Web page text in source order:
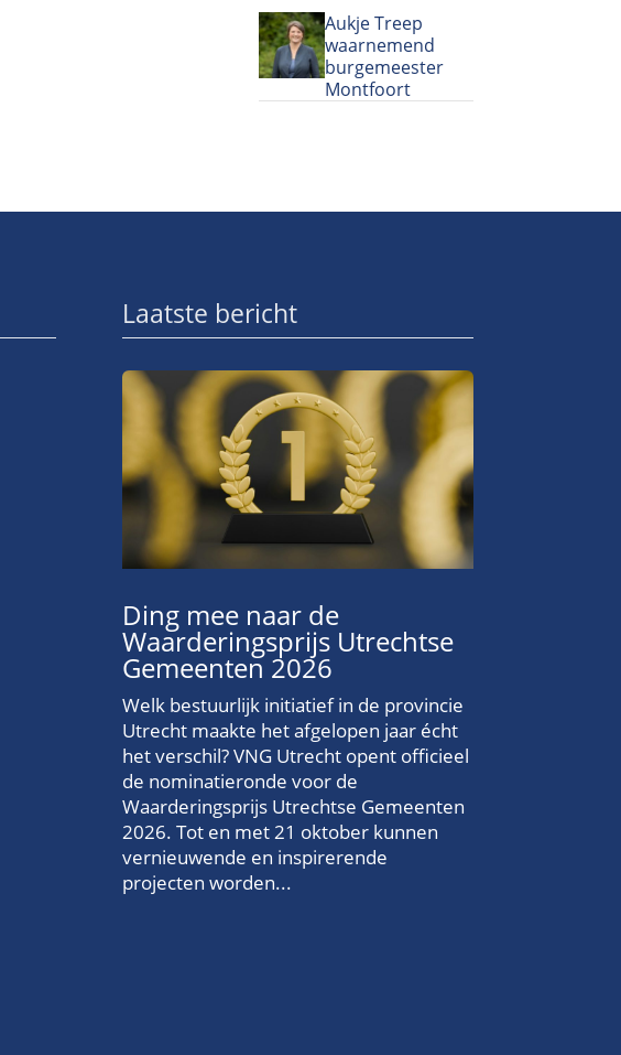
Aukje Treep
waarnemend
burgemeester
Montfoort
Laatste bericht
Ding mee naar de
Waarderingsprijs Utrechtse
Gemeenten 2026
Welk bestuurlijk initiatief in de provincie
Utrecht maakte het afgelopen jaar écht
het verschil? VNG Utrecht opent officieel
de nominatieronde voor de
Waarderingsprijs Utrechtse Gemeenten
2026. Tot en met 21 oktober kunnen
vernieuwende en inspirerende
projecten worden...